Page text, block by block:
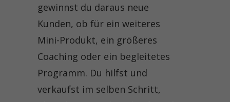
gewinnst du daraus neue
Kunden, ob für ein weiteres
Mini-Produkt, ein größeres
Coaching oder ein begleitetes
Programm. Du hilfst und
verkaufst im selben Schritt,